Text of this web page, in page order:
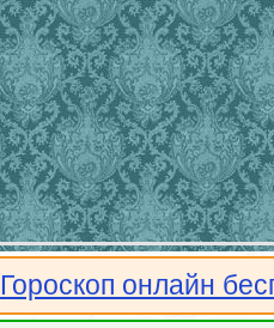
Гороскоп онлайн